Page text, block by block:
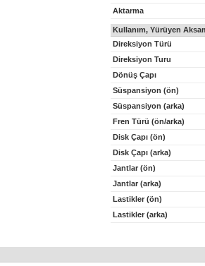
Aktarma
Kullanım, Yürüyen
Direksiyon Türü
Direksiyon Turu
Dönüş Çapı
Süspansiyon (ön)
Süspansiyon (arka)
Fren Türü (ön/arka)
Disk Çapı (ön)
Disk Çapı (arka)
Jantlar (ön)
Jantlar (arka)
Lastikler (ön)
Lastikler (arka)